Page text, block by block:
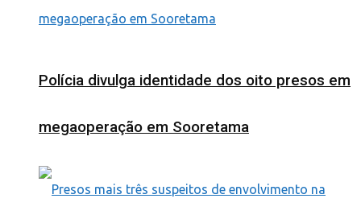
Polícia divulga identidade dos oito presos em
megaoperação em Sooretama